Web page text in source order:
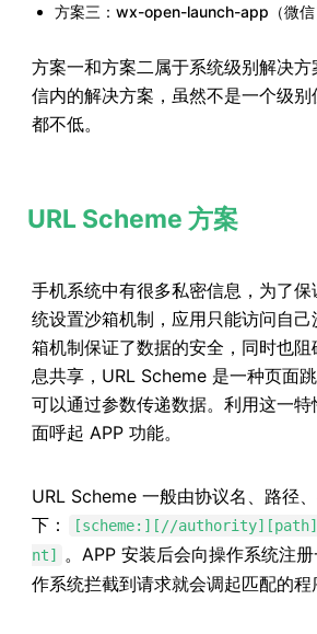
方案三：wx-open-launch-app（微信
方案一和方案二属于系统级别解决
信内的解决方案，虽然不是一个级
都不低。
URL Scheme 方案
手机系统中有很多私密信息，为了
统设置沙箱机制，应用只能访问自
箱机制保证了数据的安全，同时也
息共享，URL Scheme 是一种页面
可以通过参数传递数据。利用这一
面呼起 APP 功能。
URL Scheme 一般由协议名、路径
下：
[scheme:][//
nt]
。APP 安装后会向操作系统注
作系统拦截到请求就会调起匹配的程